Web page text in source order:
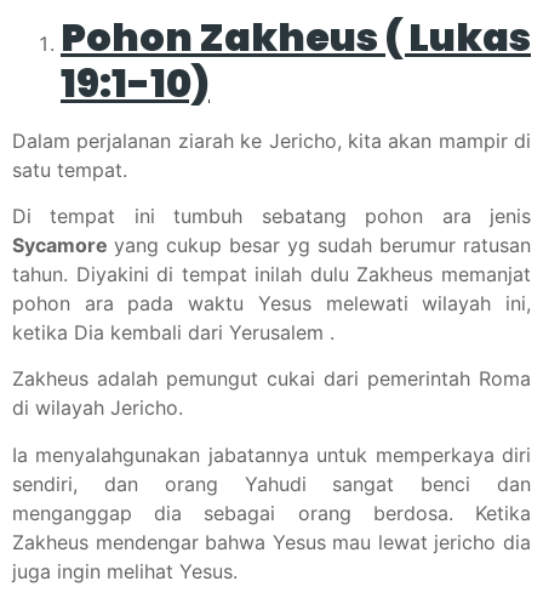
Pohon Zakheus ( Lukas
19:1-10)
Dalam perjalanan ziarah ke Jericho, kita akan mampir di
satu tempat.
Di tempat ini tumbuh sebatang pohon ara jenis
Sycamore yang cukup besar yg sudah berumur ratusan
tahun. Diyakini di tempat inilah dulu Zakheus memanjat
pohon ara pada waktu Yesus melewati wilayah ini,
ketika Dia kembali dari Yerusalem .
Zakheus adalah pemungut cukai dari pemerintah Roma
di wilayah Jericho.
Ia menyalahgunakan jabatannya untuk memperkaya diri
sendiri, dan orang Yahudi sangat benci dan
menganggap dia sebagai orang berdosa. Ketika
Zakheus mendengar bahwa Yesus mau lewat jericho dia
juga ingin melihat Yesus.